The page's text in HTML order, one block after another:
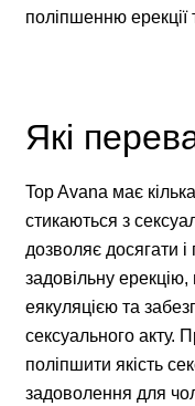
поліпшенню
Які
Top Avana має
стикаються з
дозволяє досягати і
задовільну
еякуляцією та
сексуального акту.
поліпшити якість
задоволення для